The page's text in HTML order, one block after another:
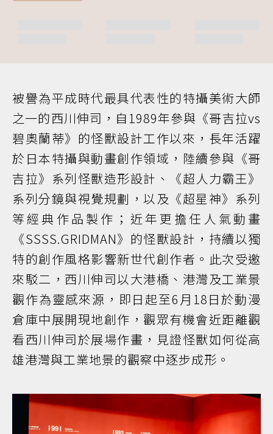
被譽為平成時代最具代表性的特攝美術大師
之一的西川伸司，自1989年參與《哥吉拉vs
碧奧蘭蒂》的怪獸設計工作以來，長年活躍
於日本特攝與動畫創作領域，陸續參與《哥
吉拉》系列怪獸造形設計、《超人力霸王》
系列分鏡與視覺規劃，以及《超星神》系列
等經典作品製作；近年更擔任人氣動畫
《SSSS.GRIDMAN》的怪獸設計，持續以獨
特的創作風格影響新世代創作者。此次受邀
來駁二，西川伸司以大港橋、港灣及工業景
觀作為靈感來源，即日起至6月18日於動漫
倉庫中展開現地創作，觀眾有機會近距離觀
看西川伸司於展場作畫，見證怪獸如何從高
雄港灣與工業地景的觀察中逐步成形。